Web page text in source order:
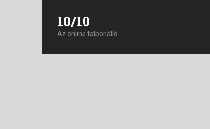
10/10
Az online talponálló